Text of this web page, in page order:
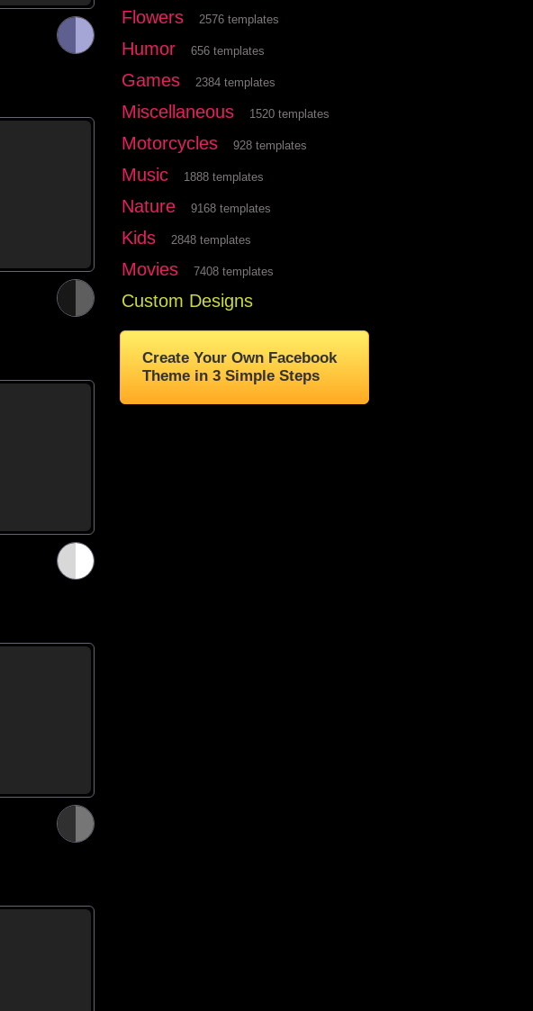
Flowers 2576 templates
Humor 656 templates
Games 2384 templates
Miscellaneous 1520 templates
Motorcycles 928 templates
Music 1888 templates
Nature 9168 templates
Kids 2848 templates
Movies 7408 templates
Custom Designs
Create Your Own Facebook
Theme in 3 Simple Steps